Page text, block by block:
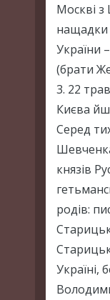
Москві
нащадки
України
(брати
3. 22
Києва
Серед
князів
родів:
Україні,